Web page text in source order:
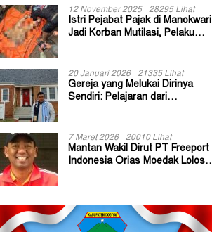
12 November 2025 28295 Lihat
Istri Pejabat Pajak di Manokwari
Jadi Korban Mutilasi, Pelaku
20 Januari 2026 21335 Lihat
Gereja yang Melukai Dirinya
Sendiri: Pelajaran dari
7 Maret 2026 20010 Lihat
Mantan Wakil Dirut PT Freeport
Indonesia Orias Moedak Lolos